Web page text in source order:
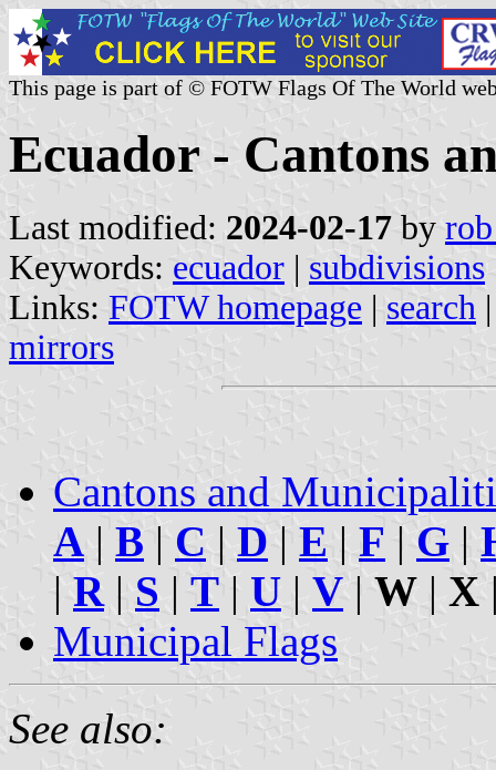
This page is part of © FOTW Flags Of The World
Ecuador - Cantons
Last modified: 2024-02-17 by
Keywords: ecuador | subdivisions
Links: FOTW homepage | search
mirrors
Cantons and
A | B | C | D | E | F | G |
| R| S | T | U | V | W | X
Municipal Flags
See also: